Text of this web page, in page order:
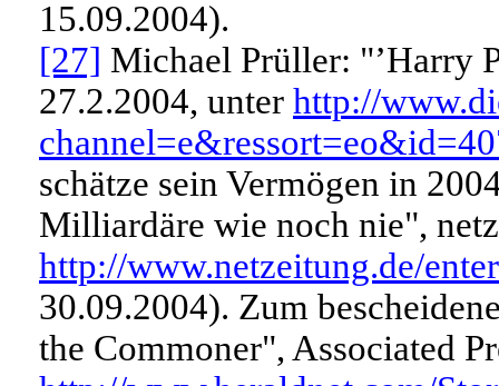
15.09.2004).
[27] Michael Prüller: "’Harry
27.2.2004, unter http://
schätze sein Vermögen in
Milliardäre wie noch nie",
http://www.netzeitung.de/
30.09.2004). Zum
the Commoner", Associated